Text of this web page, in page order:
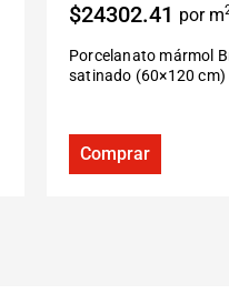
$24302.41 por m
Porcelanato mármol
satinado (60×120 cm)
Comprar